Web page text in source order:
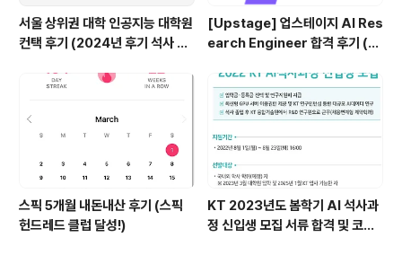
서울 상위권 대학 인공지능 대학원
컨택 후기 (2024년 후기 석사 지
[Upstage] 업스테이지 AI Res
earch Engineer 합격 후기 (정
스픽 5개월 내돈내산 후기 (스픽
헌드레드 클럽 달성!)
KT 2023년도 봄학기 AI 석사과
정 신입생 모집 서류 합격 및 코딩